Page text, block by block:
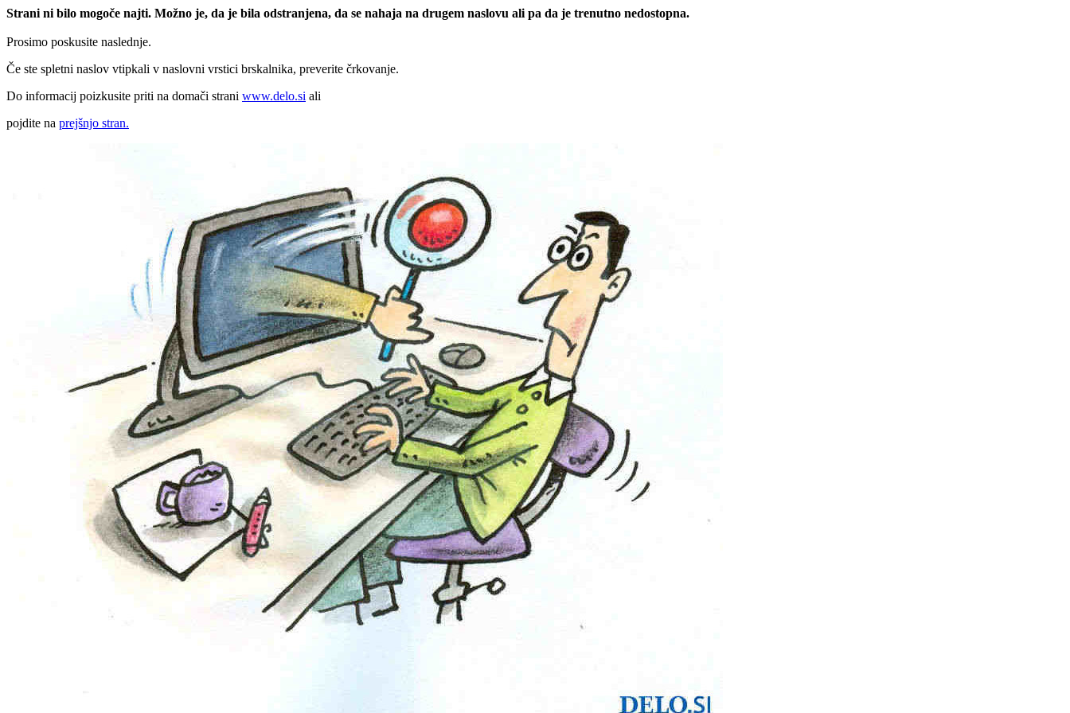
Strani ni bilo mogoče najti. Možno je, da je bila odstranjena, da se nahaja na drugem naslovu ali pa da je trenutno nedostopna.
Prosimo poskusite naslednje.
Če ste spletni naslov vtipkali v naslovni vrstici brskalnika, preverite črkovanje.
Do informacij poizkusite priti na domači strani www.delo.si ali
pojdite na prejšnjo stran.